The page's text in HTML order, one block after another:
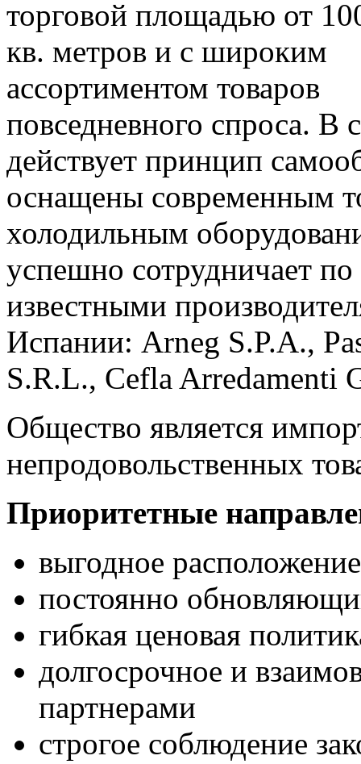
торговой площадью от
кв. метров и с широким
ассортиментом товаров
повседневного спроса. В
действует принцип
оснащены современным
холодильным
успешно сотрудничает
известными
Испании: Arneg S.P.A.,
S.R.L., Cefla Arredamenti
Общество является
непродовольственных
Приоритетные
выгодное
постоянно
гибкая ценовая
долгосрочное и
партнерами
строгое соблюдение